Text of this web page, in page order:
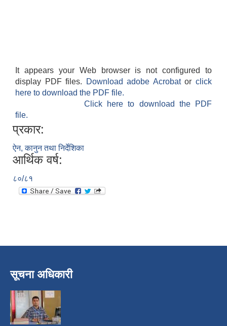
It appears your Web browser is not configured to
display PDF files.
Download adobe Acrobatorclick
here to download the PDF file.
Click here to download the PDF
file.
प्रकार:
ऐन, कानुन तथा निर्देशिका
आर्थिक वर्ष:
८०/८१
सूचना अधिकारी